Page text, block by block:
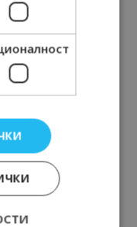
и вдъхновяващите...